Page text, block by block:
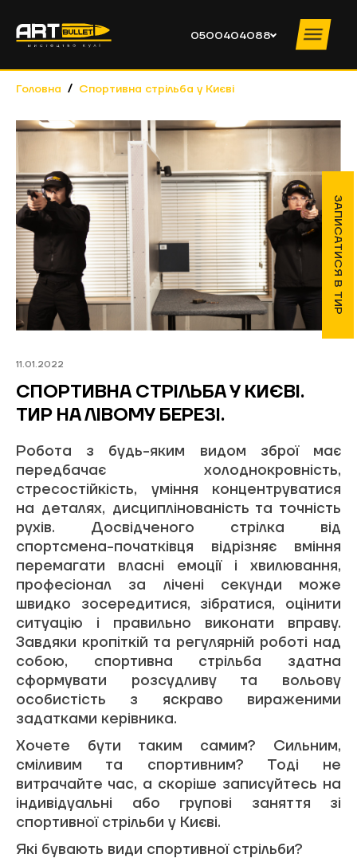
Обліковий запис
0500404088
0500404088
ПН – ЧТ
ПОСЛУГИ ТИРУ
ІНСТРУКТОРИ
ПРО КЛУБ
НОВИНИ
НАВЧАННЯ
КОНТАКТИ
КОРПОРАТИВИ
Головна Спортивна стрільба у Києві
11.01.2022
СПОРТИВНА СТРІЛЬБА У КИЄВІ.
ТИР НА ЛІВОМУ БЕРЕЗІ.
Робота з будь-яким видом зброї має
передбачає холоднокровність,
стресостійкість, уміння концентруватися
на деталях, дисциплінованість та точність
рухів. Досвідченого стрілка від
спортсмена-початківця відрізняє вміння
перемагати власні емоції і хвилювання,
професіонал за лічені секунди може
швидко зосередитися, зібратися, оцінити
ситуацію і правильно виконати вправу.
Завдяки кропіткій та регулярній роботі над
собою, спортивна стрільба здатна
сформувати розсудливу та вольову
особистість з яскраво вираженими
задатками керівника.
Хочете бути таким самим? Сильним,
сміливим та спортивним? Тоді не
витрачайте час, а скоріше записуйтесь на
індивідуальні або групові заняття зі
спортивної стрільби у Києві.
Які бувають види спортивної стрільби?
ЗАПИСАТИСЯ В ТИР